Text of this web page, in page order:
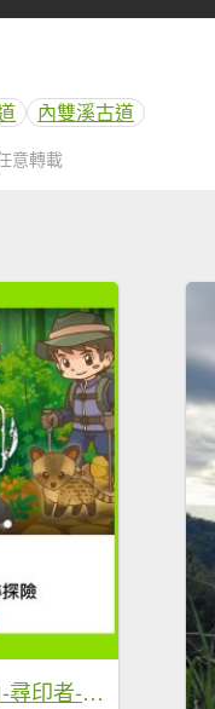
內雙溪古道
意轉載
補個大💙藍天-二輪陽明山-尋印者-神秘古蹟探險12條步道